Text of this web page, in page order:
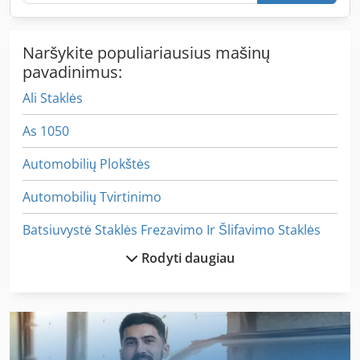
Naršykite populiariausius mašinų
pavadinimus:
Ali Staklės
As 1050
Automobilių Plokštės
Automobilių Tvirtinimo
Batsiuvystė Staklės Frezavimo Ir Šlifavimo Staklės
Kaip Susisiekti Su Ratukais
Rodyti daugiau